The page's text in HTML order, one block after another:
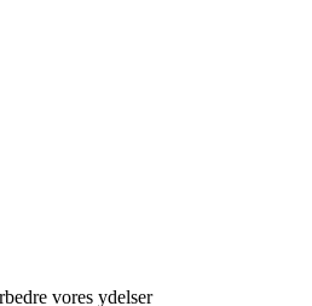
vores ydelser